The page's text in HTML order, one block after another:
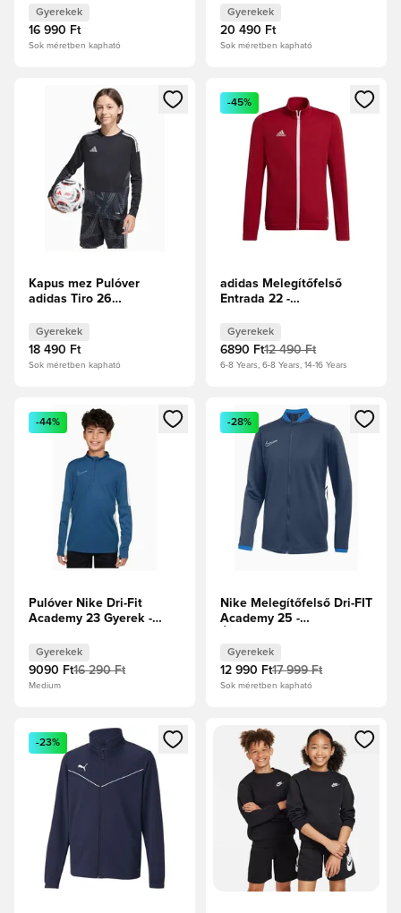
Gyerekek
16 990 Ft
Sok méretben kapható
Gyerekek
20 490 Ft
Sok méretben kapható
Megnyit egy modált a bejelentkezéshez vagy a tagként
Kapus mez Pulóver
adidas Tiro 26
Fekete
Gyerekek
18 490 Ft
Sok méretben kapható
Megnyit egy modált a
-45%
adidas Melegítőfelső
Entrada 22 -
Gyerekek
6890 Ft12 490 Ft
6-8 Years, 6-8 Years, 14-16 Years
Megnyit egy modált a bejelentkezéshez vagy a tagként
-44%
Pulóver Nike Dri-Fit
Academy 23 Gyerek -
Gyerekek
9090 Ft16 290 Ft
Medium
Megnyit egy modált a
-28%
Nike Melegítőfelső Dri-FIT
Academy 25 -
Gyerekek
12 990 Ft17 999 Ft
Sok méretben kapható
Megnyit egy modált a bejelentkezéshez vagy a tagként
-23%
Megnyit egy modált a